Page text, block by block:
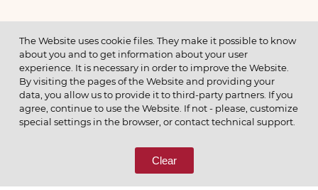
МЕНЮ
© 2026 ОАО
ПОЗВОНИТЕ НАМ
8 (800) 333-65-66
The Website uses cookie files. They make it possible to know
about you and to get information about your user
experience. It is necessary in order to improve the Website.
By visiting the pages of the Website and providing your
data, you allow us to provide it to third-party partners. If you
agree, continue to use the Website. If not - please, customize
special settings in the browser, or contact technical support.
Clear